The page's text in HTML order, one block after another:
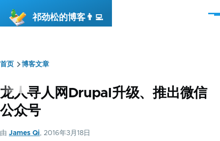
祁劲松的博客👨‍💻
菜
面
包
屑
首页 博客文章
龙人寻人网Drupal升级、推出微信
公众号
由 James Qi, 2016年3月18日